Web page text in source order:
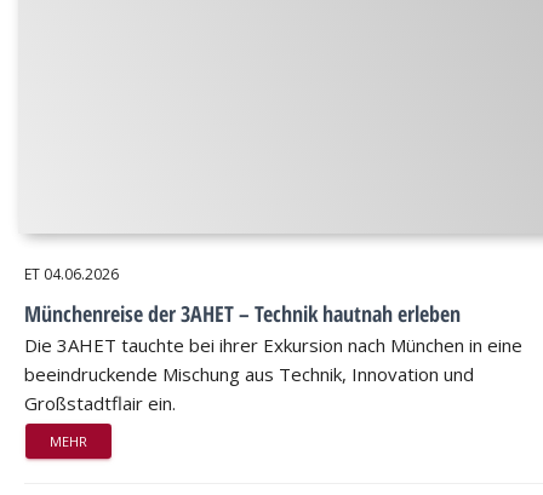
ET 04.06.2026
Münchenreise der 3AHET – Technik hautnah erleben
Die 3AHET tauchte bei ihrer Exkursion nach München in eine
beeindruckende Mischung aus Technik, Innovation und
Großstadtflair ein.
MEHR